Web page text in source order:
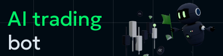
AI trading
bot